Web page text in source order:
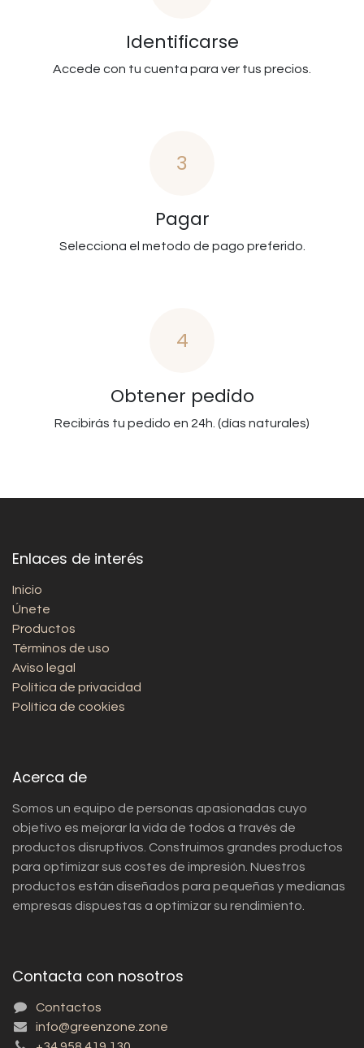
Identificarse
Accede con tu cuenta para ver tus precios.
3
Pagar
Selecciona el metodo de pago preferido.
4
Obtener pedido
Recibirás tu pedido en 24h. (días naturales)
Enlaces de interés
Inicio
Únete
Productos
Términos de uso
Aviso legal
Política de privacidad
Política de cookies
Acerca de
Somos un equipo de personas apasionadas cuyo
objetivo es mejorar la vida de todos a través de
productos disruptivos. Construimos grandes productos
para optimizar sus costes de impresión. Nuestros
productos están diseñados para pequeñas y medianas
empresas dispuestas a optimizar su rendimiento.
Contacta con nosotros
Contactos
info@greenzone.zone